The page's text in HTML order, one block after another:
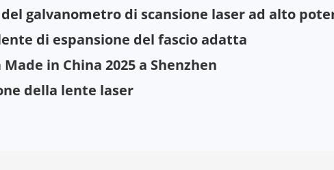
galvanometro di scansione laser ad alto
di espansione del fascio adatta
in China 2025 a Shenzhen
della lente laser